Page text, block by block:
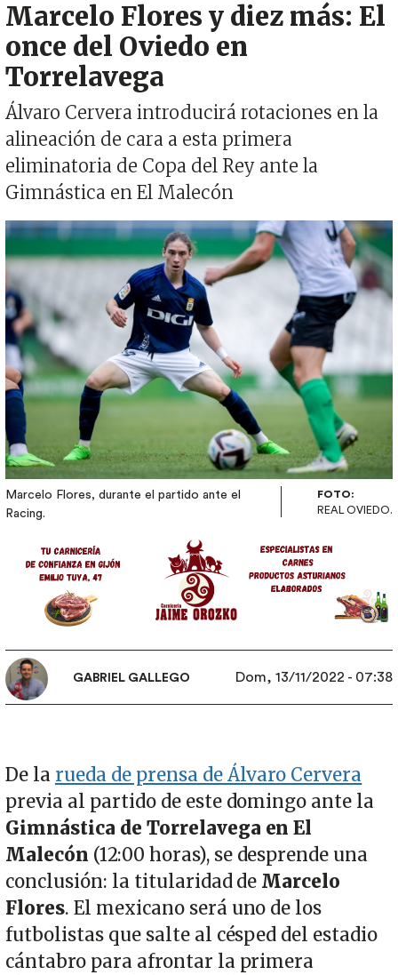
Marcelo Flores y diez más: El
once del Oviedo en
Torrelavega
Álvaro Cervera introducirá rotaciones en la
alineación de cara a esta primera
eliminatoria de Copa del Rey ante la
Gimnástica en El Malecón
Imagen
Marcelo Flores, durante el partido ante el
Racing.
FOTO:
REAL OVIEDO.
Image
GABRIEL GALLEGO Dom, 13/11/2022 - 07:38
De la rueda de prensa de Álvaro Cervera
previa al partido de este domingo ante la
Gimnástica de Torrelavega en El
Malecón (12:00 horas), se desprende una
conclusión: la titularidad de Marcelo
Flores. El mexicano será uno de los
futbolistas que salte al césped del estadio
cántabro para afrontar la primera